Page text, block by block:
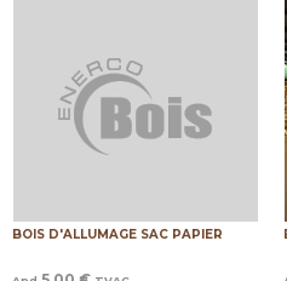
BOIS D'ALLUMAGE SAC PAPIER